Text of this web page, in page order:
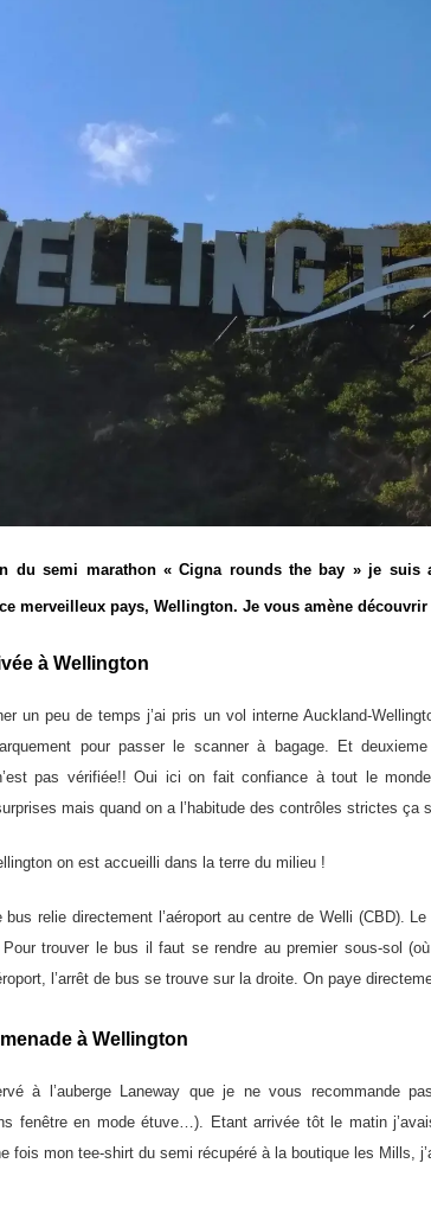
du semi marathon « Cigna rounds the bay » je suis
merveilleux pays, Wellington. Je vous amène
à Wellington
un peu de temps j’ai pris un vol interne Auckland-
pour passer le scanner à bagage. Et
pas vérifiée!! Oui ici on fait confiance à tout le
mais quand on a l’habitude des contrôles strictes ça
on est accueilli dans la terre du milieu !
bus relie directement l’aéroport au centre de Welli (CBD).
trouver le bus il faut se rendre au premier sous-sol
l’arrêt de bus se trouve sur la droite. On paye
à Wellington
à l’auberge Laneway que je ne vous recommande
fenêtre en mode étuve…). Etant arrivée tôt le matin
fois mon tee-shirt du semi récupéré à la boutique les Mills,